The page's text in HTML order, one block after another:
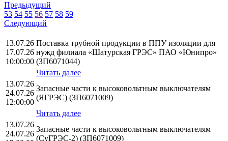
Предыдущий
53 54 55 56 57 58 59
Следующий
13.07.26
17.07.26
10:00:00
Поставка трубной продукции в ППУ изоляции для
нужд филиала «Шатурская ГРЭС» ПАО «Юнипро»
(ЗП6071044)
Читать далее
13.07.26
24.07.26
12:00:00
Запасные части к высоковольтным выключателям
(ЯГРЭС) (ЗП6071009)
Читать далее
13.07.26
24.07.26
Запасные части к высоковольтным выключателям
(СуГРЭС-2) (ЗП6071009)